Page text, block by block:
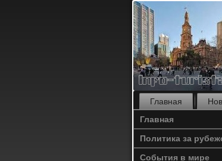
Главная
Главная
Политика за
События в мире